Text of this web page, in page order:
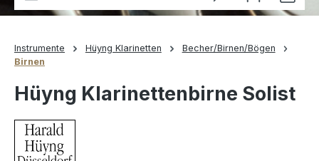
Instrumente Hüyng Klarinetten
Becher/Birnen/Bögen
Birnen
Hüyng Klarinettenbirne Solist